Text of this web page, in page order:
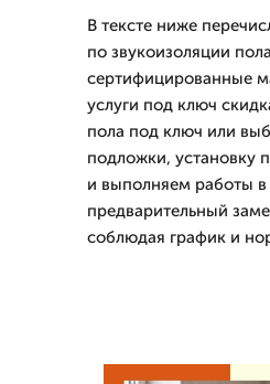
В тексте ниже
по звукоизоляции
сертифицированные
услуги под ключ
пола под ключ или
подложки,
и выполняем работы
предварительный
соблюдая график и